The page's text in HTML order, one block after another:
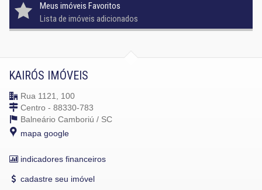
Meus imóveis Favoritos
Lista de imóveis adicionados
KAIRÓS IMÓVEIS
Rua 1121, 100
Centro - 88330-783
Balneário Camboriú / SC
mapa google
indicadores financeiros
cadastre seu imóvel